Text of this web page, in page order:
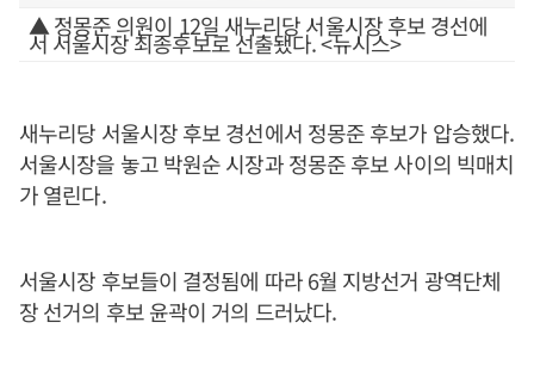
▲ 정몽준 의원이 12일 새누리당 서울시장 후보 경선에
서 서울시장 최종후보로 선출됐다. <뉴시스>
새누리당 서울시장 후보 경선에서 정몽준 후보가 압승했다.
서울시장을 놓고 박원순 시장과 정몽준 후보 사이의 빅매치
가 열린다.
서울시장 후보들이 결정됨에 따라 6월 지방선거 광역단체
장 선거의 후보 윤곽이 거의 드러났다.